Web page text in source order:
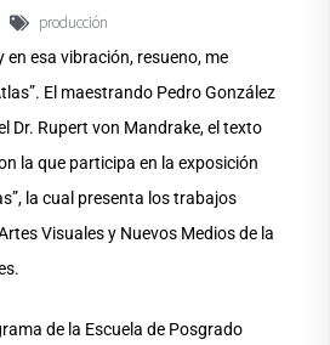
producción
en esa vibración, resueno, me
El maestrando Pedro González
Dr. Rupert von Mandrake, el texto
la que participa en la exposición
la cual presenta los trabajos
Visuales y Nuevos Medios de la
de la Escuela de Posgrado